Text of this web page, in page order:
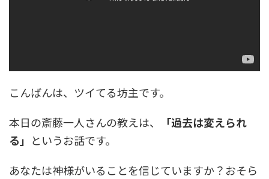
こんばんは、ツイてる坊主です。
本日の斎藤一人さんの教えは、
「過去は変えられ
る」 というお話です。
あなたは神様がいることを信じていますか？おそら